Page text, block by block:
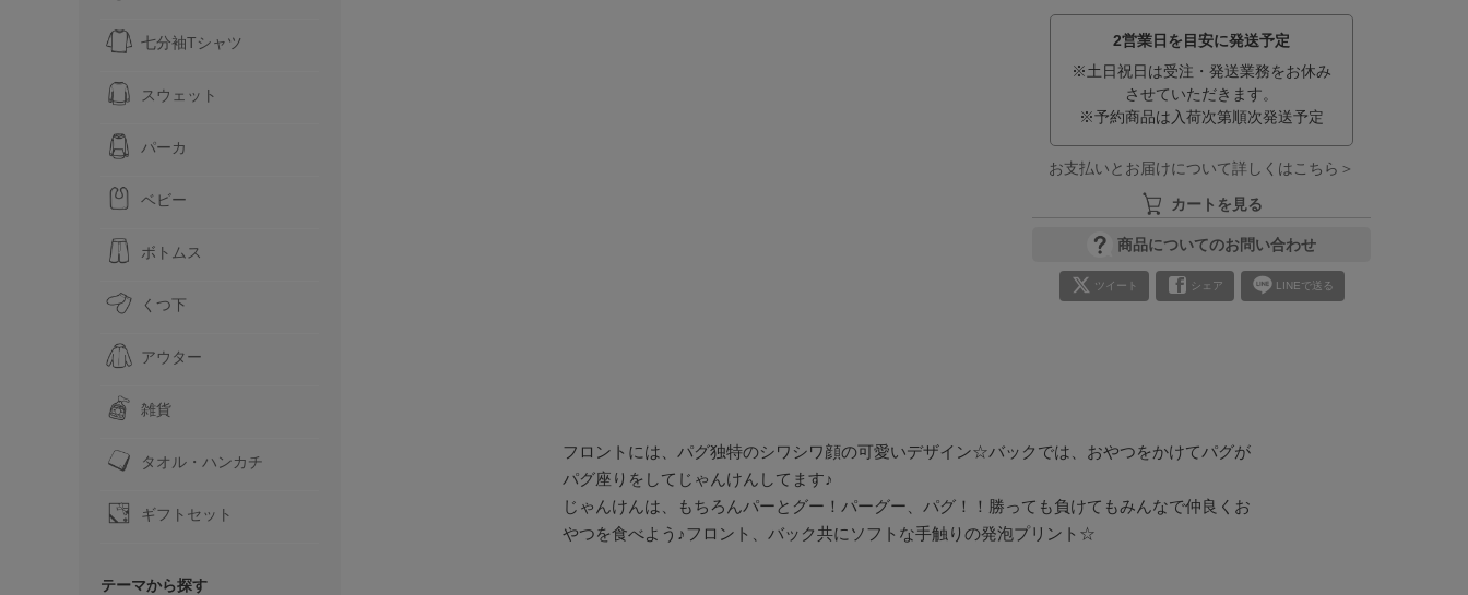
七分袖Tシャツ
スウェット
パーカ
ベビー
ボトムス
くつ下
アウター
雑貨
タオル・ハンカチ
ギフトセット
テーマから探す
2営業日を目安に発送予定
※土日祝日は受注・発送業務をお休み
させていただきます。
※予約商品は入荷次第順次発送予定
お支払いとお届けについて詳しくはこちら＞
カートを見る
商品についてのお問い合わせ
ツイート シェア LINEで送る
フロントには、パグ独特のシワシワ顔の可愛いデザイン☆バックでは、おやつをかけてパグが
パグ座りをしてじゃんけんしてます♪
じゃんけんは、もちろんパーとグー！パーグー、パグ！！勝っても負けてもみんなで仲良くお
やつを食べよう♪フロント、バック共にソフトな手触りの発泡プリント☆